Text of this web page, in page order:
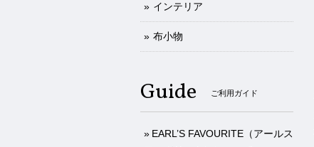
インテリア
布小物
Guide ご利用ガイド
EARL’S FAVOURITE（アールス